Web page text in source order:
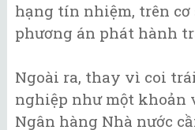
hạng tín nhiệm, trên cơ
phương án phát hành
Ngoài ra, thay vì coi
nghiệp như một khoản
Ngân hàng Nhà nước